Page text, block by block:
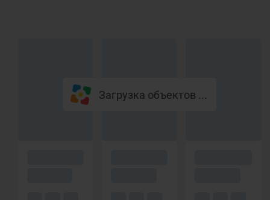
Загрузка объектов ...